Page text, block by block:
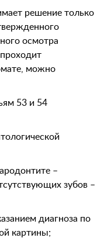
решение только
осмотра
можно
53 и 54
–
зубов –
диагноза по
картины;